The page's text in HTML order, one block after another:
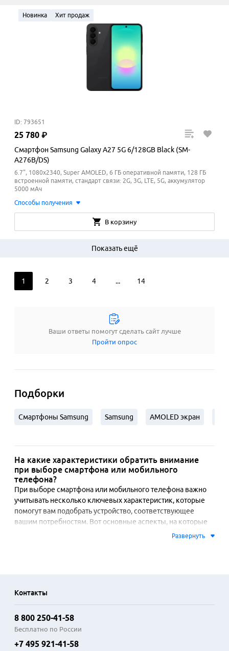
Новинка Хит продаж
ID: 793651
25 780 ₽
Смартфон Samsung Galaxy A27 5G 6/128GB Black (SM-
A276B/DS)
6.7", 1080x2340, Super AMOLED, 6 ГБ оперативной памяти, 128 ГБ
встроенной памяти, стандарт связи: 2G, 3G, LTE, 5G, аккумулятор
5000 мАч
Способы получения
В корзину
1 2 3 4 ... 14
Показать ещё
Ваши ответы помогут сделать сайт лучше
Пройти опрос
Подборки
Смартфоны Samsung Samsung AMOLED экран
На какие характеристики обратить внимание
при выборе смартфона или мобильного
телефона?
При выборе смартфона или мобильного телефона важно
учитывать несколько ключевых характеристик, которые
помогут вам подобрать устройство, соответствующее
вашим потребностям. Вот основные аспекты, на которые
Объём встроенной памяти;
Камера;
Ёмкость аккумулятора.
Чаще всего смартфоны бывают на базе Android или iOS, но
есть также и другие операционные системы (Windows
Развернуть
Контакты
8 800 250-41-58
Бесплатно по России
+7 495 921-41-58